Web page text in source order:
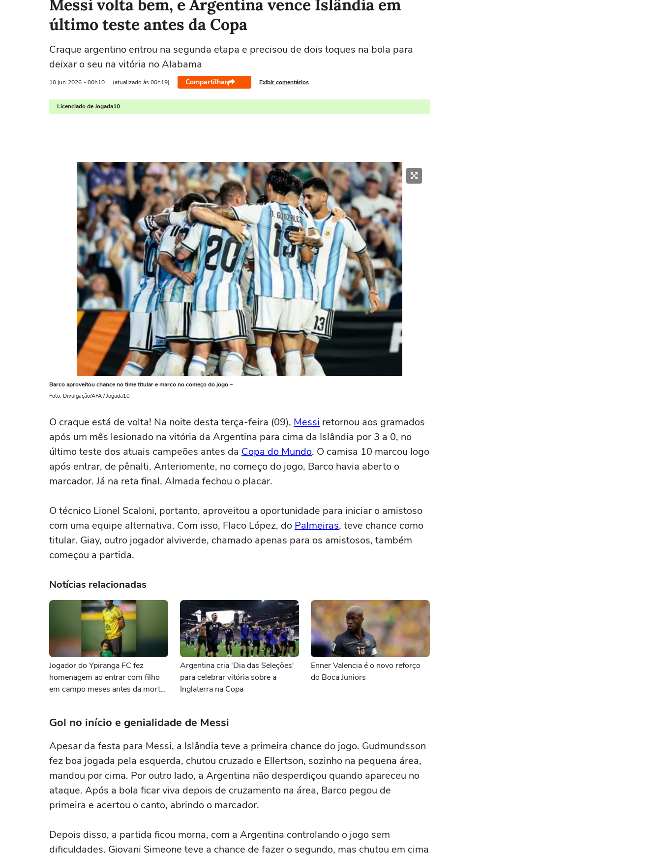
Messi volta bem, e Argentina vence Islândia em
último teste antes da Copa
Craque argentino entrou na segunda etapa e precisou de dois toques na bola para
deixar o seu na vitória no Alabama
10 jun 2026 - 00h10 (atualizado às 00h19) Compartilhar Exibir comentários
Licenciado de Jogada10
Barco aproveitou chance no time titular e marco no começo do jogo –
Foto: Divulgação/AFA / Jogada10
O craque está de volta! Na noite desta terça-feira (09), Messi retornou aos gramados
após um mês lesionado na vitória da Argentina para cima da Islândia por 3 a 0, no
último teste dos atuais campeões antes da Copa do Mundo. O camisa 10 marcou logo
após entrar, de pênalti. Anteriomente, no começo do jogo, Barco havia aberto o
marcador. Já na reta final, Almada fechou o placar.
O técnico Lionel Scaloni, portanto, aproveitou a oportunidade para iniciar o amistoso
com uma equipe alternativa. Com isso, Flaco López, do Palmeiras, teve chance como
titular. Giay, outro jogador alviverde, chamado apenas para os amistosos, também
começou a partida.
Notícias relacionadas
Jogador do Ypiranga FC fez
homenagem ao entrar com filho
em campo meses antes da morte
Argentina cria 'Dia das Seleções'
para celebrar vitória sobre a
Inglaterra na Copa
Enner Valencia é o novo reforço
do Boca Juniors
Gol no início e genialidade de Messi
Apesar da festa para Messi, a Islândia teve a primeira chance do jogo. Gudmundsson
fez boa jogada pela esquerda, chutou cruzado e Ellertson, sozinho na pequena área,
mandou por cima. Por outro lado, a Argentina não desperdiçou quando apareceu no
ataque. Após a bola ficar viva depois de cruzamento na área, Barco pegou de
primeira e acertou o canto, abrindo o marcador.
Depois disso, a partida ficou morna, com a Argentina controlando o jogo sem
dificuldades. Giovani Simeone teve a chance de fazer o segundo, mas chutou em cima